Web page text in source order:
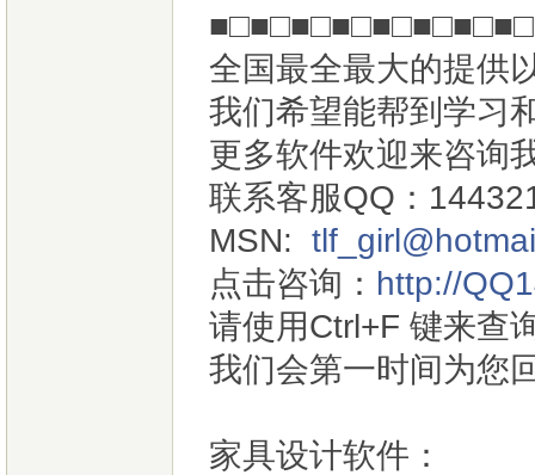
全国最全最大的提供
我们希望能帮到学习
更多软件欢迎来咨询
联系客服QQ：
MSN:
点击咨询： http://
请使用Ctrl+F 键来查
我们会第一时间为您
家具设计软件：